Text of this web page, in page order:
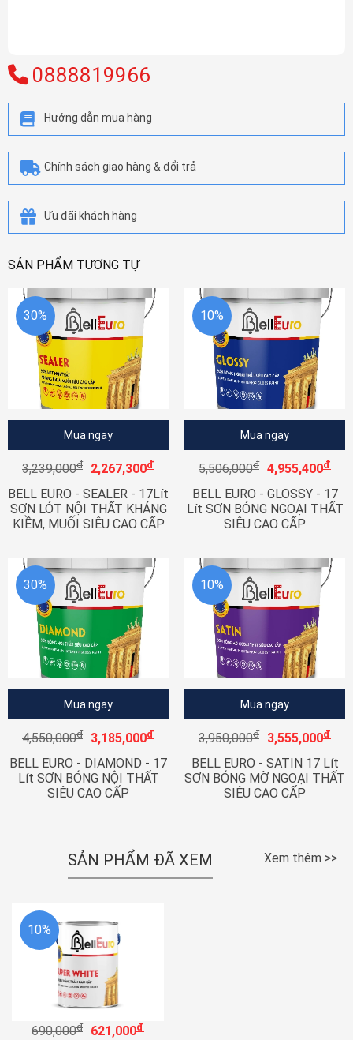
0888819966
Hướng dẫn mua hàng
Chính sách giao hàng & đổi trả
Ưu đãi khách hàng
SẢN PHẨM TƯƠNG TỰ
30%
Mua ngay
3,239,000đ 2,267,300đ
BELL EURO - SEALER - 17Lít
SƠN LÓT NỘI THẤT KHÁNG
KIỀM, MUỐI SIÊU CAO CẤP
10%
Mua ngay
5,506,000đ 4,955,400đ
BELL EURO - GLOSSY - 17
Lít SƠN BÓNG NGOẠI THẤT
SIÊU CAO CẤP
30%
Mua ngay
4,550,000đ 3,185,000đ
BELL EURO - DIAMOND - 17
Lít SƠN BÓNG NỘI THẤT
SIÊU CAO CẤP
10%
Mua ngay
3,950,000đ 3,555,000đ
BELL EURO - SATIN 17 Lít
SƠN BÓNG MỜ NGOẠI THẤT
SIÊU CAO CẤP
SẢN PHẨM ĐÃ XEM Xem thêm >>
10%
690,000đ 621,000đ